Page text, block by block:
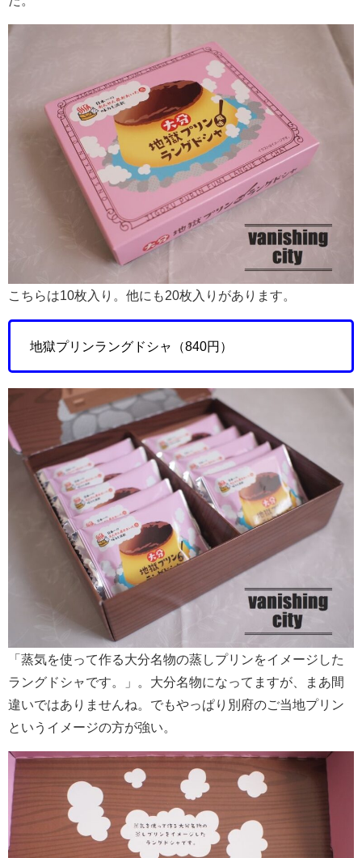
こちらは10枚入り。他にも20枚入りがあります。
地獄プリンラングドシャ（840円）
「蒸気を使って作る大分名物の蒸しプリンをイメージした
ラングドシャです。」。大分名物になってますが、まあ間
違いではありませんね。でもやっぱり別府のご当地プリン
というイメージの方が強い。